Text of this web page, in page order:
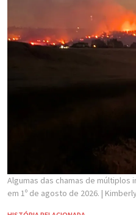
Algumas das chamas de múltiplos
em 1º de agosto de 2026. |